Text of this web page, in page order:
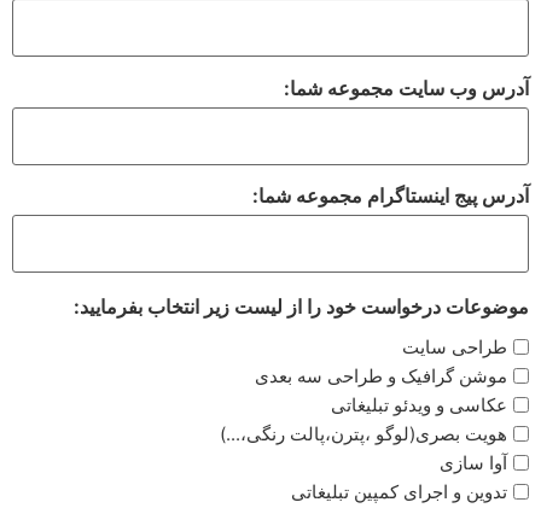
آدرس وب سایت مجموعه شما:
آدرس پیج اینستاگرام مجموعه شما:
موضوعات درخواست خود را از لیست زیر انتخاب بفرمایید:
طراحی سایت
موشن گرافیک و طراحی سه بعدی
عکاسی و ویدئو تبلیغاتی
هویت بصری(لوگو ،پترن،پالت رنگی،...)
آوا سازی
تدوین و اجرای کمپین تبلیغاتی